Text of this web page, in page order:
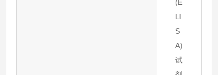
(E
LI
S
A)
试